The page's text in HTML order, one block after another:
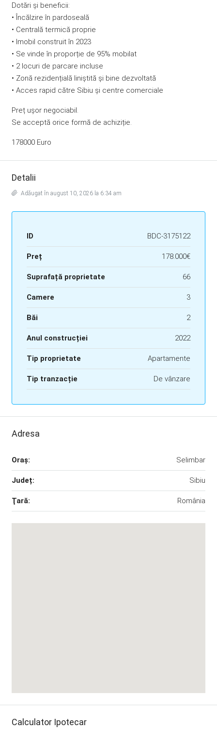
Dotări și beneficii:
• Încălzire în pardoseală
• Centrală termică proprie
• Imobil construit în 2023
• Se vinde în proporție de 95% mobilat
• 2 locuri de parcare incluse
• Zonă rezidențială liniștită și bine dezvoltată
• Acces rapid către Sibiu și centre comerciale
Preț ușor negociabil.
Se acceptă orice formă de achiziție.
178000 Euro
Detalii
Adăugat în august 10, 2026 la 6:34 am
ID BDC-3175122
Preț 178.000€
Suprafață proprietate 66
Camere 3
Băi 2
Anul construcției 2022
Tip proprietate Apartamente
Tip tranzacție De vânzare
Adresa
Oraş: Selimbar
Județ: Sibiu
Ţară: România
Calculator Ipotecar